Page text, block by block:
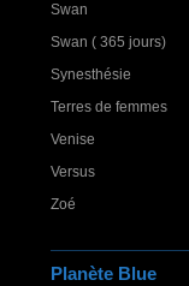
Swan
Swan ( 365 jours)
Synesthésie
Terres de femmes
Venise
Versus
Zoé
Planète Blue